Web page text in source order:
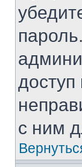
с ним